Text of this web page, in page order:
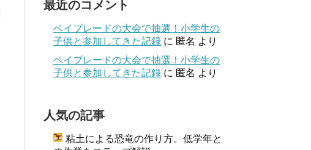
最近のコメント
ベイブレードの大会で抽選！小学生の
子供と参加してきた記録 に 匿名 より
ベイブレードの大会で抽選！小学生の
子供と参加してきた記録 に 匿名 より
人気の記事
粘土による恐竜の作り方。低学年と